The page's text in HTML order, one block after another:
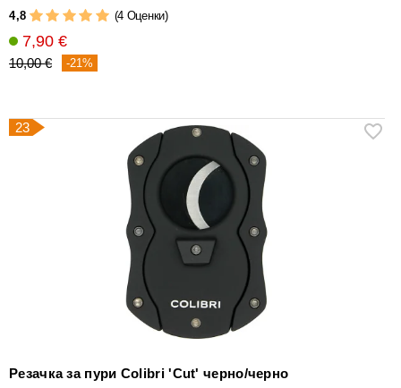
4,8 (4 Оценки)
7,90 €
10,00 € -21%
23
Резачка за пури Colibri 'Cut' черно/черно